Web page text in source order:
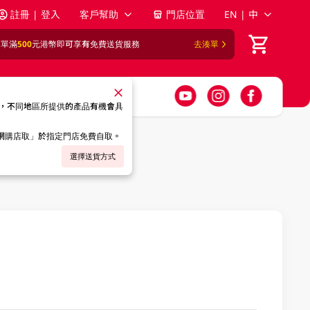
註冊 | 登入 客戶幫助 門店位置 EN | 中
滿500元港幣即可享有免費送貨服務 去湊單
不同地區所提供的產品有機會具
店取」於指定門店免費自取。
選擇送貨方式